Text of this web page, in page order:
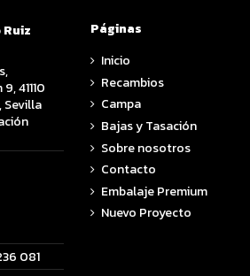
41110
Sevilla
081
Páginas
Inicio
Recambios
Campa
Bajas y Tasación
Sobre nosotros
Contacto
Embalaje Premium
Nuevo Proyecto